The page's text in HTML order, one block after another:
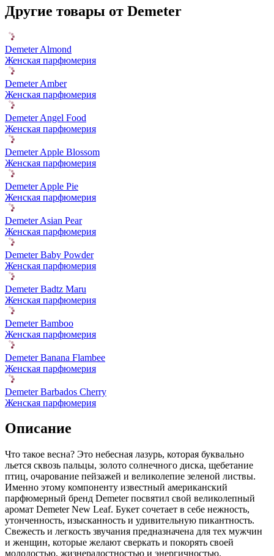
Другие товары от Demeter
Demeter Almond
Женская парфюмерия
Demeter Amber
Женская парфюмерия
Demeter Angel Food
Женская парфюмерия
Demeter Apple Blossom
Женская парфюмерия
Demeter Apple Pie
Женская парфюмерия
Demeter Asian Pear
Женская парфюмерия
Demeter Baby Powder
Женская парфюмерия
Demeter Badtz Maru
Женская парфюмерия
Demeter Bamboo
Женская парфюмерия
Demeter Banana Flambee
Женская парфюмерия
Demeter Barbados Cherry
Женская парфюмерия
Описание
Что такое весна? Это небесная лазурь, которая буквально
льется сквозь пальцы, золото солнечного диска, щебетание
птиц, очарование пейзажей и великолепие зеленой листвы.
Именно этому компоненту известный американский
парфюмерный бренд Demeter посвятил свой великолепный
аромат Demeter New Leaf. Букет сочетает в себе нежность,
утонченность, изысканность и удивительную пикантность.
Свежесть и легкость звучания предназначена для тех мужчин
и женщин, которые желают сверкать и покорять своей
молодостью, жизнерадостностью и энергичностью.